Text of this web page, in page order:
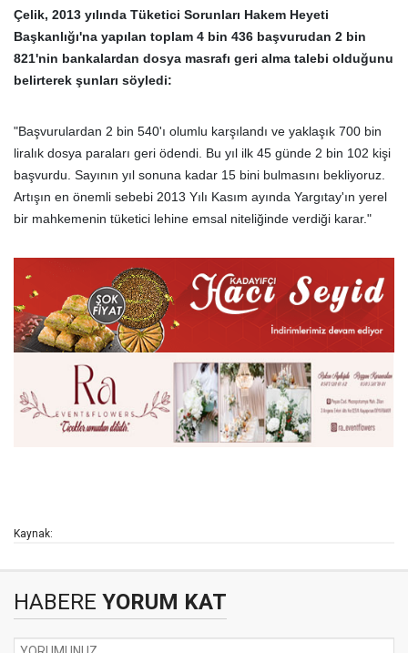
Çelik, 2013 yılında Tüketici Sorunları Hakem Heyeti
Başkanlığı'na yapılan toplam 4 bin 436 başvurudan 2 bin
821'nin bankalardan dosya masrafı geri alma talebi olduğunu
belirterek şunları söyledi:
"Başvurulardan 2 bin 540'ı olumlu karşılandı ve yaklaşık 700 bin
liralık dosya paraları geri ödendi. Bu yıl ilk 45 günde 2 bin 102 kişi
başvurdu. Sayının yıl sonuna kadar 15 bini bulmasını bekliyoruz.
Artışın en önemli sebebi 2013 Yılı Kasım ayında Yargıtay'ın yerel
bir mahkemenin tüketici lehine emsal niteliğinde verdiği karar."
Kaynak:
HABERE YORUM KAT